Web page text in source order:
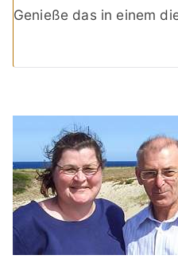
Genieße das in einem